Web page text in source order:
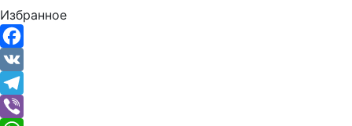
Избранное
Facebook
VK
Telegram